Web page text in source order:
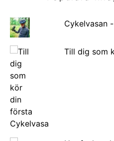
Cykelvasan
Till dig som